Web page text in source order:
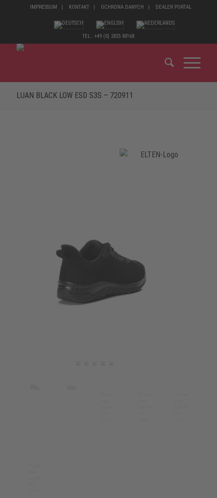
IMPRESSUM KONTAKT OCHRONA DANYCH DEALER PORTAL
TEL.: +49 (0) 2825 80168
LUAN BLACK LOW ESD S3S – 720911